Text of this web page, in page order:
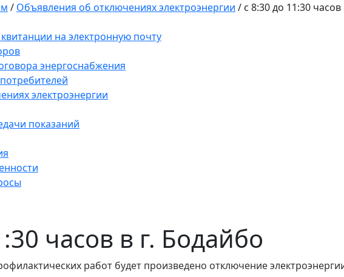
/ Объявления об отключениях электроэнергии / с 8:30 до 11:30
на электронную почту
энергоснабжения
электроэнергии
показаний
часов в г. Бодайбо
работ будет произведено отключение